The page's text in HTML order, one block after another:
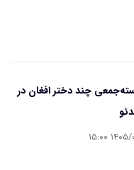
چند دختر افغان در
۱۵:۰۰